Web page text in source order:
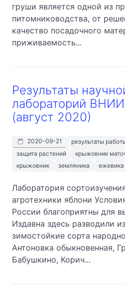
груши является одной из
питомниководства, от
качество посадочного
приживаемость...
Результаты
лабораторий
(август 2020)
2020-09-21 результаты
защита растений
крыжовник
крыжовник
земляника ежевика
Лаборатория
агротехники яблони
России благоприятны для
Издавна здесь разводили
зимостойкие сорта
Антоновка обыкновенная,
Бабушкино, Корич...